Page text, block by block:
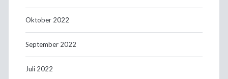
Oktober 2022
September 2022
Juli 2022